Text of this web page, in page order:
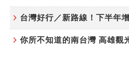
你所不知道的南台灣 高雄觀